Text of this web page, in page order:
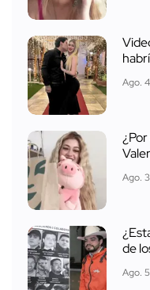
Ago.
Ago.
de
Ago.